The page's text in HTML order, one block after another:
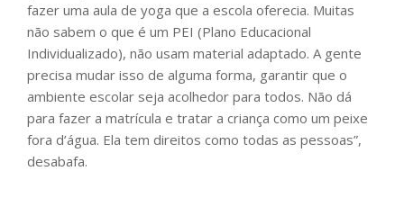
fazer uma aula de yoga que a escola oferecia. Muitas
não sabem o que é um PEI (Plano Educacional
Individualizado), não usam material adaptado. A gente
precisa mudar isso de alguma forma, garantir que o
ambiente escolar seja acolhedor para todos. Não dá
para fazer a matrícula e tratar a criança como um peixe
fora d’água. Ela tem direitos como todas as pessoas”,
desabafa.